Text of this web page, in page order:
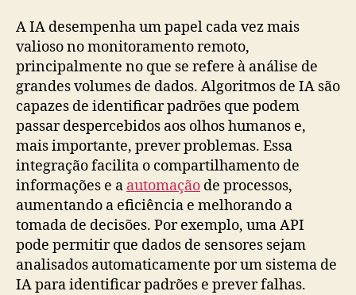
A IA desempenha um papel cada vez mais
valioso no monitoramento remoto,
principalmente no que se refere à análise de
grandes volumes de dados. Algoritmos de IA são
capazes de identificar padrões que podem
passar despercebidos aos olhos humanos e,
mais importante, prever problemas. Essa
integração facilita o compartilhamento de
informações e a automação de processos,
aumentando a eficiência e melhorando a
tomada de decisões. Por exemplo, uma API
pode permitir que dados de sensores sejam
analisados automaticamente por um sistema de
IA para identificar padrões e prever falhas.